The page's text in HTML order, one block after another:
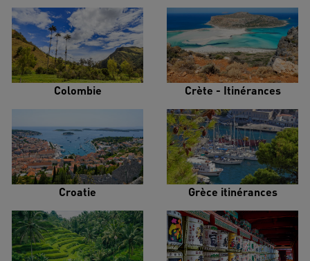
Colombie Crète - Itinérances
Croatie Grèce itinérances